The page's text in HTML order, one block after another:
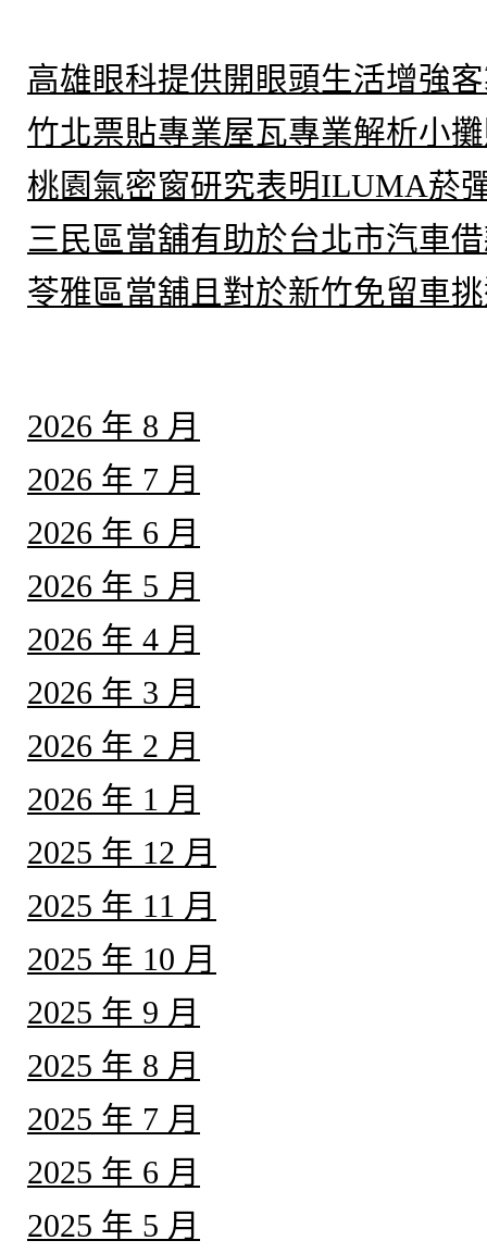
高雄眼科提供開眼頭生活增強
竹北票貼專業屋瓦專業解析小
桃園氣密窗研究表明ILUMA菸
三民區當舖有助於台北市汽車
苓雅區當舖且對於新竹免留車
2026 年 8 月
2026 年 7 月
2026 年 6 月
2026 年 5 月
2026 年 4 月
2026 年 3 月
2026 年 2 月
2026 年 1 月
2025 年 12 月
2025 年 11 月
2025 年 10 月
2025 年 9 月
2025 年 8 月
2025 年 7 月
2025 年 6 月
2025 年 5 月